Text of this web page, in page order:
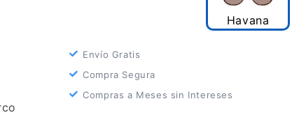
Havana
Envío Gratis
Compra Segura
Compras a Meses sin Intereses